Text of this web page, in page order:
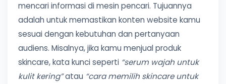
mencari informasi di mesin pencari. Tujuannya
adalah untuk memastikan konten website kamu
sesuai dengan kebutuhan dan pertanyaan
audiens. Misalnya, jika kamu menjual produk
skincare, kata kunci seperti “serum wajah untuk
kulit kering”atau “cara memilih skincare untuk